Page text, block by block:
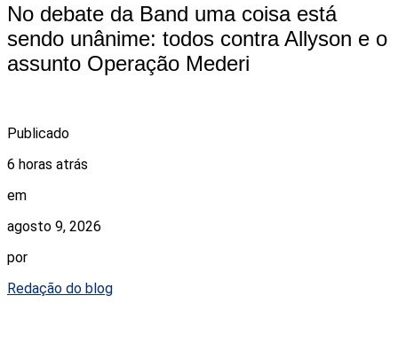
No debate da Band uma coisa está
sendo unânime: todos contra Allyson e o
assunto Operação Mederi
Publicado
6 horas atrás
em
agosto 9, 2026
por
Redação do blog